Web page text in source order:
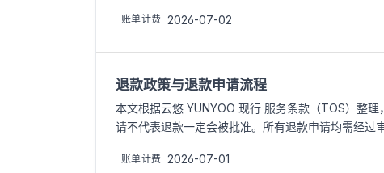
账单计费 2026-07-02
退款政策与退款申请流程
本文根据云悠 YUNYOO 现行 服务条款（TOS）整
请不代表退款一定会被批准。所有退款申请均需经
账单计费 2026-07-01